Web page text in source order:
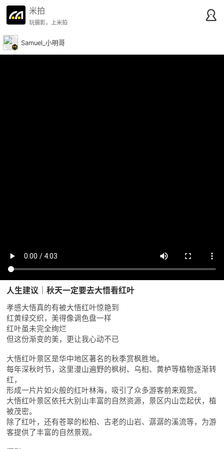
米拍
玩摄影，上米拍
Samuel_小明哥
人生建议｜秋天一定要去大悟看红叶
孝感大悟真的有被大悟红叶惊艳到
红黄绿交织，美得像调色盘一样
红叶虽未完全绚烂
但这份渐变的美，更让我心动不已
大悟红叶景区是华中地区著名的秋季赏枫胜地。
每年深秋时节，这里漫山遍野的枫树、乌桕、黄栌等植物逐渐转
红，
形成一片片如火般的红叶林海，吸引了众多游客前来观赏。
大悟红叶景区依托大别山丰富的自然资源，景区内山峦起伏，植
被茂密。
除了红叶，还有苍翠的松柏、古老的山岩、潺潺的溪流等，为游
客提供了丰富的自然景观。